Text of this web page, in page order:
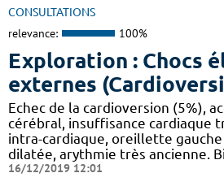
CONSULTATIONS
relevance: 100%
Exploration : Chocs
externes
Echec de la cardioversion (5%),
cérébral, insuffisance cardiaque
intra-cardiaque, oreillette
dilatée, arythmie très ancienne.
16/12/2019 12:01